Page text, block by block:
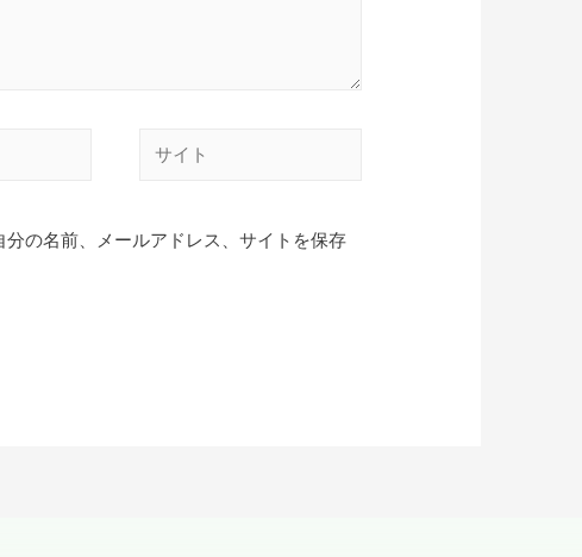
の名前、メールアドレス、サイトを保存